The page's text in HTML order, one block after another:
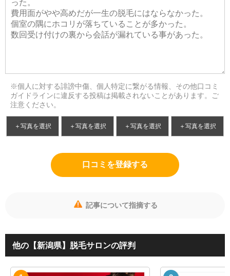
※個人に対する誹謗中傷、個人特定に繋がる情報、その他口コミ
ガイドラインに違反する投稿は掲載されないことがあります。ご
注意ください。
＋写真を選択 ＋写真を選択 ＋写真を選択 ＋写真を選択
口コミを登録する
記事について指摘する
他の【新潟県】脱毛サロンの評判